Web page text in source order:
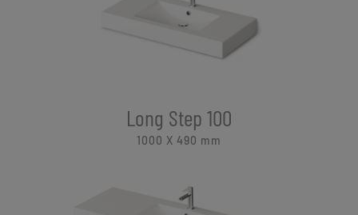
Long Step 100
1000 X 490 mm